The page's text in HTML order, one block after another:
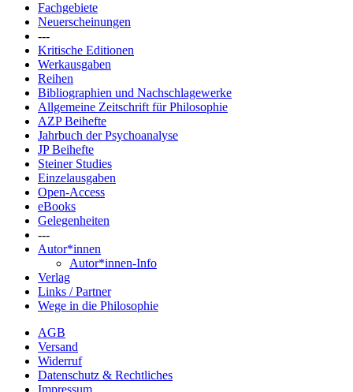
Fachgebiete
Neuerscheinungen
---
Kritische Editionen
Werkausgaben
Reihen
Bibliographien und Nachschlagewerke
Allgemeine Zeitschrift für Philosophie
AZP Beihefte
Jahrbuch der Psychoanalyse
JP Beihefte
Steiner Studies
Einzelausgaben
Open-Access
eBooks
Gelegenheiten
---
Autor*innen
Autor*innen-Info
Verlag
Links / Partner
Wege in die Philosophie
AGB
Versand
Widerruf
Datenschutz & Rechtliches